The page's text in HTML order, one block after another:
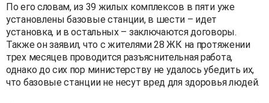
По его словам, из 39 жилых комплексов в пяти уже
установлены базовые станции, в шести – идет
установка, и в остальных – заключаются договоры.
Также он заявил, что с жителями 28 ЖК на протяжении
трех месяцев проводится разъяснительная работа,
однако до сих пор министерству не удалось убедить их,
что базовые станции не несут вред для здоровья людей.